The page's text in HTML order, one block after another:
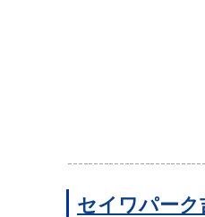
セイワパーク